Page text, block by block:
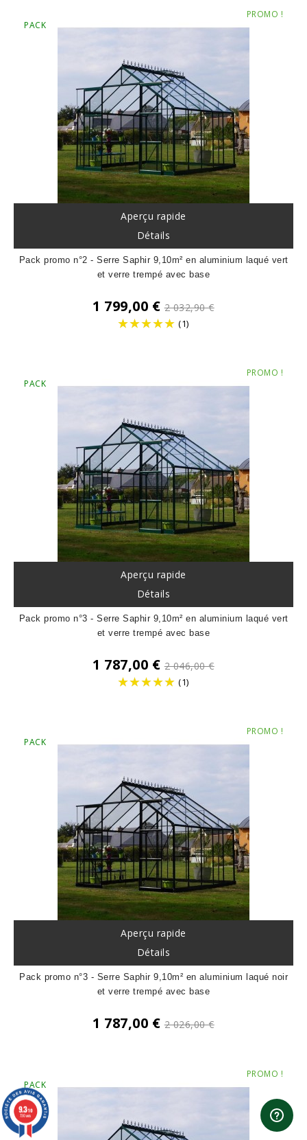
PROMO !
PACK
Aperçu rapide
Détails
Pack promo n°2 - Serre Saphir 9,10m² en aluminium laqué vert
et verre trempé avec base
1 799,00 €Prix
de
2 032,90 €
(1)
PROMO !
PACK
Aperçu rapide
Détails
Pack promo n°3 - Serre Saphir 9,10m² en aluminium laqué vert
et verre trempé avec base
1 787,00 €Prix
de
2 046,00 €
(1)
PROMO !
PACK
Aperçu rapide
Détails
Pack promo n°3 - Serre Saphir 9,10m² en aluminium laqué noir
et verre trempé avec base
1 787,00 €Prix
2 026,00 €
PROMO !
PACK
9.3/10
730 avis